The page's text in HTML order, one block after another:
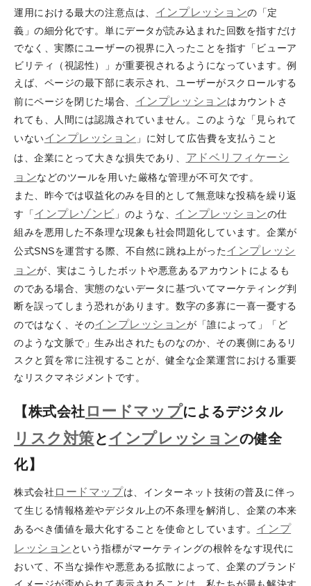
運用における最大の注意点は、 インプレッションの「定
義」の細分化です。単にデータが読み込まれた回数を指すだけ
でなく、実際にユーザーの視界に入ったことを指す「ビューア
ビリティ（視認性）」が重要視されるようになっています。例
えば、ページの最下部に表示され、ユーザーがスクロールする
前にページを閉じた場合、 インプレッションはカウントさ
れても、人間には認識されていません。このような「見られて
いないインプレッション 」に対して広告費を支払うこと
は、企業にとって大きな損失であり、 アドベリフィケーシ
ョンなどのツールを用いた厳格な管理が不可欠です。
また、昨今では収益化のみを目的として無意味な投稿を繰り返
す「インプレゾンビ 」のような、 インプレッションの仕
組みを悪用した不条理な現象も社会問題化しています。企業が
公式SNSを運営する際、不自然に跳ね上がったインプレッシ
ョンが、実はこうしたボットや悪意あるアカウントによるも
のである場合、実態のないデータに基づいてマーケティング判
断を誤ってしまう恐れがあります。数字の多寡に一喜一憂する
のではなく、そのインプレッションが「誰によって」「ど
のような文脈で」生み出されたものなのか、その裏側にあるリ
スクと質を常に注視することが、健全な企業運営における重要
なリスクマネジメントです。
【株式会社 ロードマップによるデジタル
リスク対策とインプレッションの健全
化】
株式会社 ロードマップは、インターネット技術の普及に伴っ
て生じる情報格差やデジタル上の不条理を解消し、企業の本来
あるべき価値を最大化することを使命としています。 インプ
レッション という指標がマーケティングの根幹をなす現代に
おいて、不当な操作や悪意ある拡散によって、企業のブランド